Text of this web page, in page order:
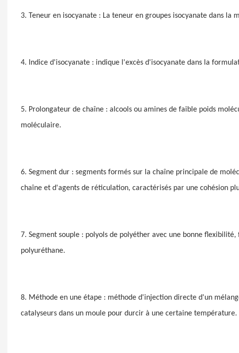
3. Teneur en isocyanate : La teneur en groupes isocyanate dans la
4. Indice d'isocyanate : indique l'excès d'isocyanate dans la
5. Prolongateur de chaîne : alcools ou amines de faible poids
moléculaire.
6. Segment dur : segments formés sur la chaîne principale de
chaîne et d'agents de réticulation, caractérisés par une cohésion
7. Segment souple : polyols de polyéther avec une bonne
polyuréthane.
8. Méthode en une étape : méthode d'injection directe d'un
catalyseurs dans un moule pour durcir à une certaine température.